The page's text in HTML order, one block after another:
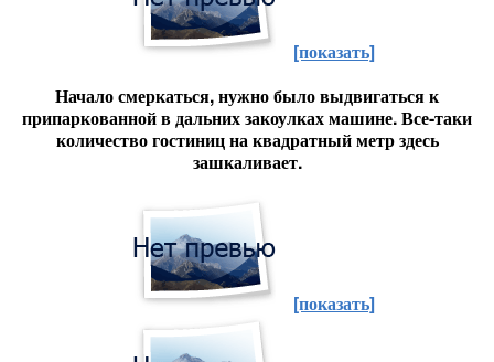
[показать]
Начало смеркаться, нужно было выдвигаться к
припаркованной в дальних закоулках машине. Все-таки
количество гостиниц на квадратный метр здесь
зашкаливает.
[показать]